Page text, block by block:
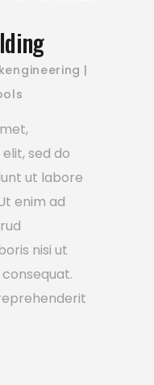
sed do
ut labore
enim ad
nisi ut